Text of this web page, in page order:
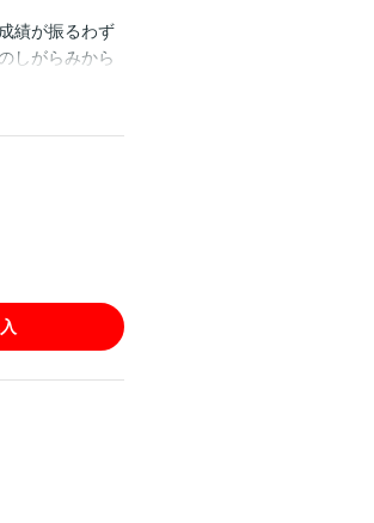
績が振るわず
しがらみから
たちと共に、